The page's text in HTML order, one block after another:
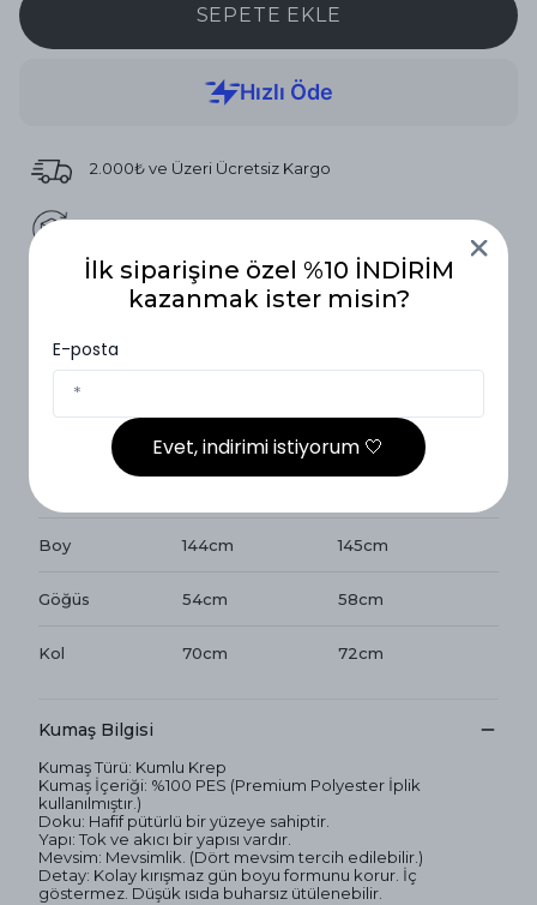
SEPETE EKLE
2.000₺ ve Üzeri Ücretsiz Kargo
Vade Farksız 3 Taksit
Ürün Açıklaması
Beden Ölçüleri
Boy 144cm 145cm
Göğüs 54cm 58cm
Kol 70cm 72cm
Kumaş Bilgisi
Kumaş Türü: Kumlu Krep
Kumaş İçeriği: %100 PES (Premium Polyester İplik
kullanılmıştır.)
Doku: Hafif pütürlü bir yüzeye sahiptir.
Yapı: Tok ve akıcı bir yapısı vardır.
Mevsim: Mevsimlik. (Dört mevsim tercih edilebilir.)
Detay: Kolay kırışmaz gün boyu formunu korur. İç
göstermez. Düşük ısıda buharsız ütülenebilir.
İlk siparişine özel %10 İNDİRİM
kazanmak ister misin?
E-posta
Evet, indirimi istiyorum 🤍